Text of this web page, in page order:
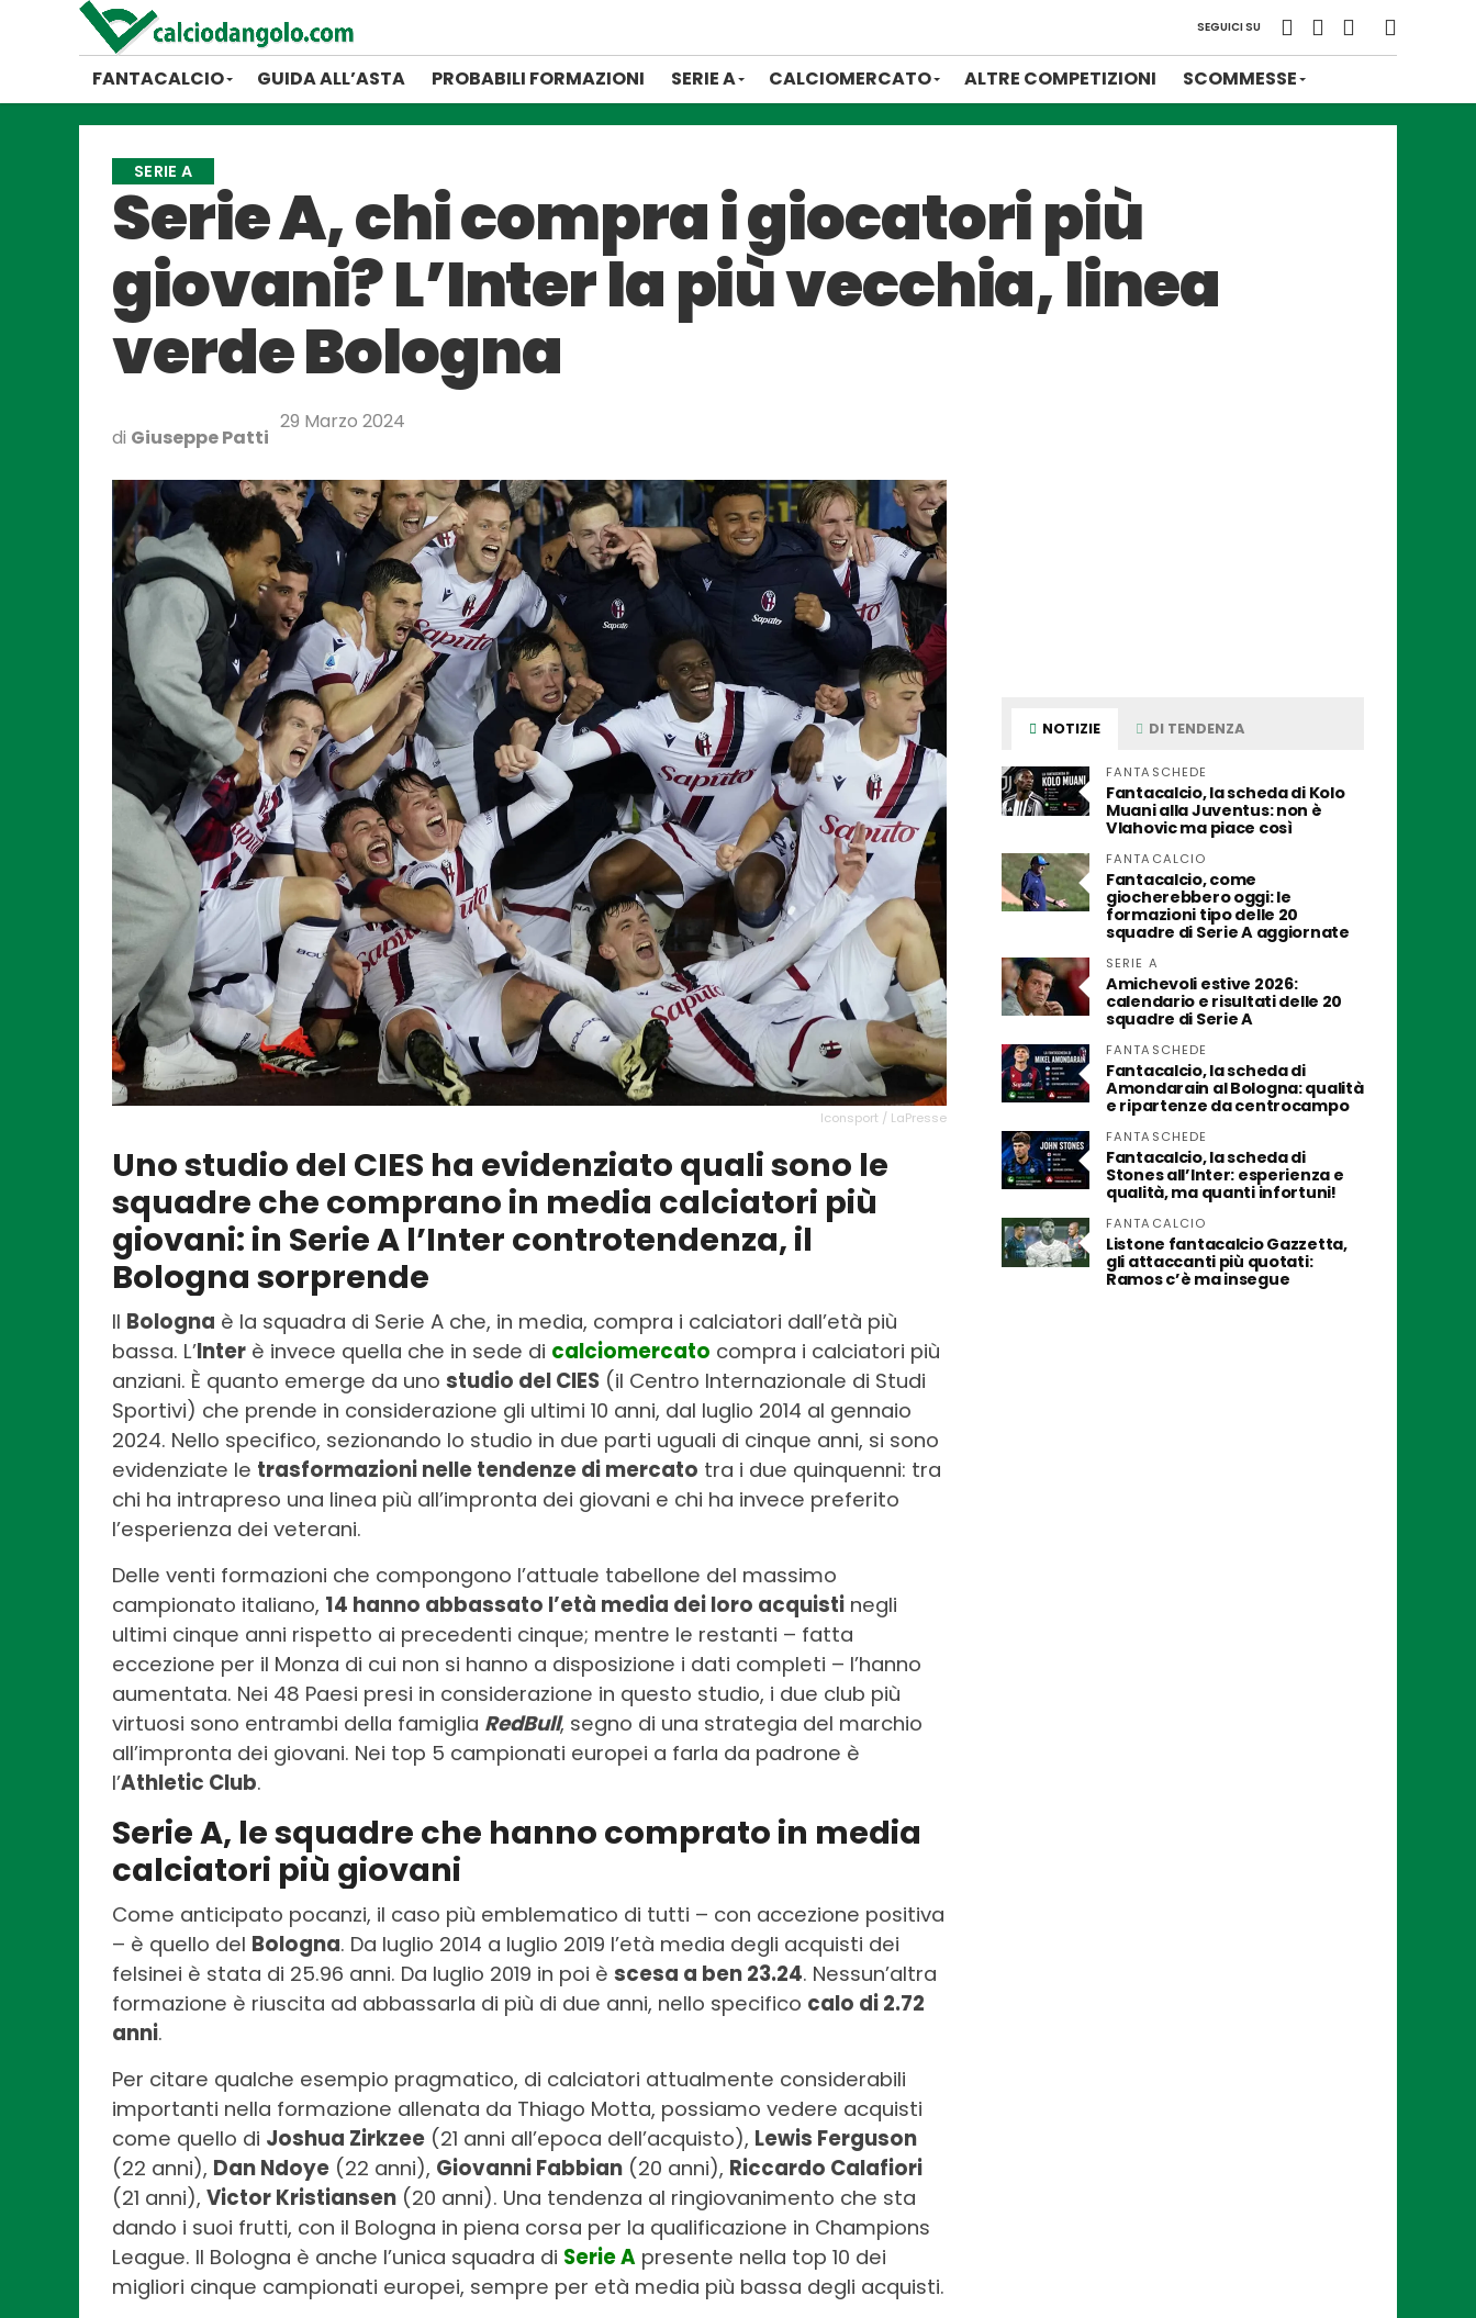
SEGUICI SU
FANTACALCIO GUIDA ALL’ASTA PROBABILI FORMAZIONI SERIE A CALCIOMERCATO ALTRE COMPETIZIONI SCOMMESSE
SERIE A
Serie A, chi compra i giocatori più
giovani? L’Inter la più vecchia, linea
verde Bologna
di Giuseppe Patti
29 Marzo 2024
Iconsport / LaPresse
Uno studio del CIES ha evidenziato quali sono le
squadre che comprano in media calciatori più
giovani: in Serie A l’Inter controtendenza, il
Bologna sorprende
Il Bologna è la squadra di Serie A che, in media, compra i calciatori dall’età più
bassa. L’Inter è invece quella che in sede di calciomercato compra i calciatori più
anziani. È quanto emerge da uno studio del CIES (il Centro Internazionale di Studi
Sportivi) che prende in considerazione gli ultimi 10 anni, dal luglio 2014 al gennaio
2024. Nello specifico, sezionando lo studio in due parti uguali di cinque anni, si sono
evidenziate le trasformazioni nelle tendenze di mercato tra i due quinquenni: tra
chi ha intrapreso una linea più all’impronta dei giovani e chi ha invece preferito
l’esperienza dei veterani.
Delle venti formazioni che compongono l’attuale tabellone del massimo
campionato italiano, 14 hanno abbassato l’età media dei loro acquisti negli
ultimi cinque anni rispetto ai precedenti cinque; mentre le restanti – fatta
eccezione per il Monza di cui non si hanno a disposizione i dati completi – l’hanno
aumentata. Nei 48 Paesi presi in considerazione in questo studio, i due club più
virtuosi sono entrambi della famiglia RedBull, segno di una strategia del marchio
all’impronta dei giovani. Nei top 5 campionati europei a farla da padrone è
l’Athletic Club.
Serie A, le squadre che hanno comprato in media
calciatori più giovani
Come anticipato pocanzi, il caso più emblematico di tutti – con accezione positiva
– è quello del Bologna. Da luglio 2014 a luglio 2019 l’età media degli acquisti dei
felsinei è stata di 25.96 anni. Da luglio 2019 in poi è scesa a ben 23.24. Nessun’altra
formazione è riuscita ad abbassarla di più di due anni, nello specifico calo di 2.72
anni.
Per citare qualche esempio pragmatico, di calciatori attualmente considerabili
importanti nella formazione allenata da Thiago Motta, possiamo vedere acquisti
come quello di Joshua Zirkzee (21 anni all’epoca dell’acquisto), Lewis Ferguson
(22 anni), Dan Ndoye (22 anni), Giovanni Fabbian (20 anni), Riccardo Calafiori
(21 anni), Victor Kristiansen (20 anni). Una tendenza al ringiovanimento che sta
dando i suoi frutti, con il Bologna in piena corsa per la qualificazione in Champions
League. Il Bologna è anche l’unica squadra di Serie A presente nella top 10 dei
migliori cinque campionati europei, sempre per età media più bassa degli acquisti.
NOTIZIE DI TENDENZA
FANTASCHEDE
Fantacalcio, la scheda di Kolo
Muani alla Juventus: non è
Vlahovic ma piace così
FANTACALCIO
Fantacalcio, come
giocherebbero oggi: le
formazioni tipo delle 20
squadre di Serie A aggiornate
SERIE A
Amichevoli estive 2026:
calendario e risultati delle 20
squadre di Serie A
FANTASCHEDE
Fantacalcio, la scheda di
Amondarain al Bologna: qualità
e ripartenze da centrocampo
FANTASCHEDE
Fantacalcio, la scheda di
Stones all’Inter: esperienza e
qualità, ma quanti infortuni!
FANTACALCIO
Listone fantacalcio Gazzetta,
gli attaccanti più quotati:
Ramos c’è ma insegue